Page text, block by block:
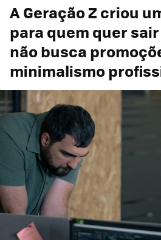
A Geração Z criou
para quem quer
não busca
minimalismo